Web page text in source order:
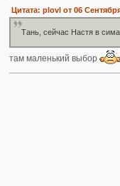
Цитата: plovl от 06
Тань, сейчас Настя в
там маленький выбор